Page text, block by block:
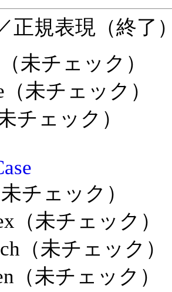
正規表現（終了
未チェック）
未チェック）
チェック）
チェック）
（未チェック）
（未チェック）
（未チェック）